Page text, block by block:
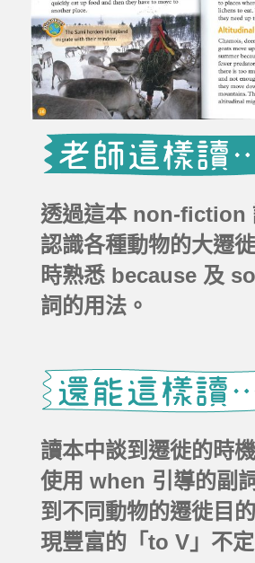
透過這本 non-fiction
認識各種動物的大遷
時熟悉 because 及
詞的用法。
讀本中談到遷徙的時
使用 when 引導的副
到不同動物的遷徙目
現豐富的「to V」不定